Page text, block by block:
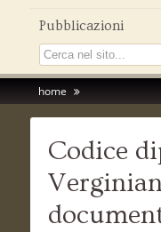
Pubblicazioni
home
Codice